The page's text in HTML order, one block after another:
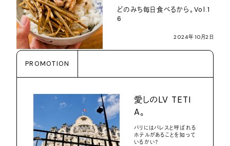
どのみち毎日食べるから。Vol.1
6
2024年10月2日
PROMOTION
愛しのLV TETI
A。
パリにはパレスと呼ばれる
ホテルがあることを知って
いるかい？